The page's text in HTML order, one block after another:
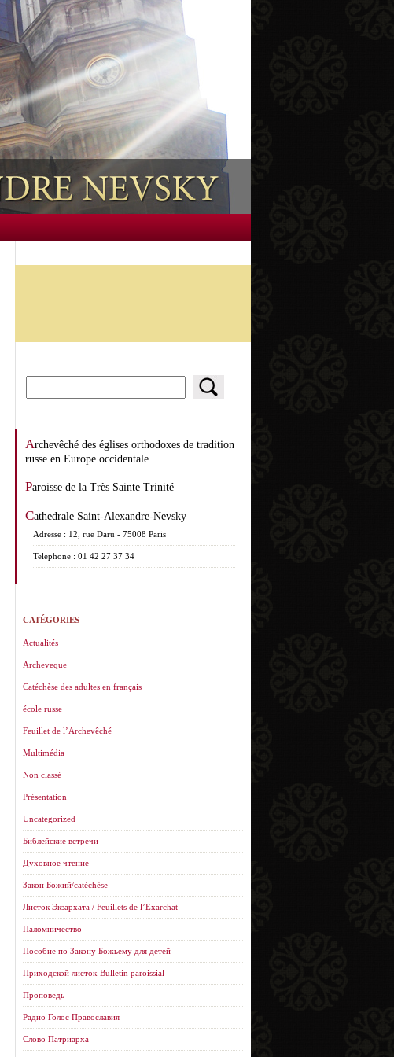
Archevêché des églises orthodoxes de tradition
russe en Europe occidentale
Paroisse de la Très Sainte Trinité
Cathedrale Saint-Alexandre-Nevsky
Adresse : 12, rue Daru - 75008 Paris
Telephone : 01 42 27 37 34
CATÉGORIES
Actualités
Archeveque
Catéchèse des adultes en français
école russe
Feuillet de l’Archevêché
Multimédia
Non classé
Présentation
Uncategorized
Библейские встречи
Духовное чтение
Закон Божий/catéchèse
Листок Экзархата / Feuillets de l’Еxarchat
Паломничество
Пособие по Закону Божьему для детей
Приходской листок-Bulletin paroissial
Проповедь
Радио Голос Православия
Слово Патриарха